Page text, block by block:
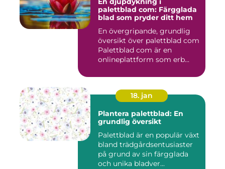
palettblad com: Färgglada
blad som pryder ditt hem
En övergripande, grundlig
översikt över palettblad com
Palettblad com är en
onlineplattform som erb...
18. jan
Plantera palettblad: En
grundlig översikt
Palettblad är en populär växt
bland trädgårdsentusiaster
på grund av sin färgglada
och unika bladver...